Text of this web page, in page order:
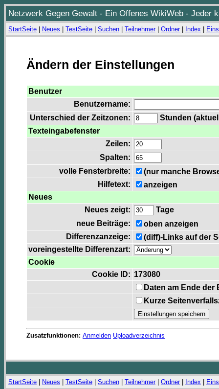
Netzwerk Gegen Gewalt - Ein Offenes WikiWeb - Jeder
StartSeite Neues TestSeite Suchen Teilnehmer| Ordner| Index
Ändern der Einstellungen
Benutzer
Benutzername:
Unterschied der Zeitzonen:
Stunden
Texteingabefenster
Zeilen:
Spalten:
volle Fensterbreite:
(nur manche
Hilfetext:
anzeigen
Neues
Neues zeigt:
Tage
neue Beiträge:
oben anzeigen
Differenzanzeige:
(diff)-Links auf der
voreingestellte Differenzart:
Cookie
Cookie ID: 173080
Daten am Ende
Kurze
Zusatzfunktionen: Anmelden Uploadverzeichnis
StartSeite Neues TestSeite Suchen Teilnehmer| Ordner| Index